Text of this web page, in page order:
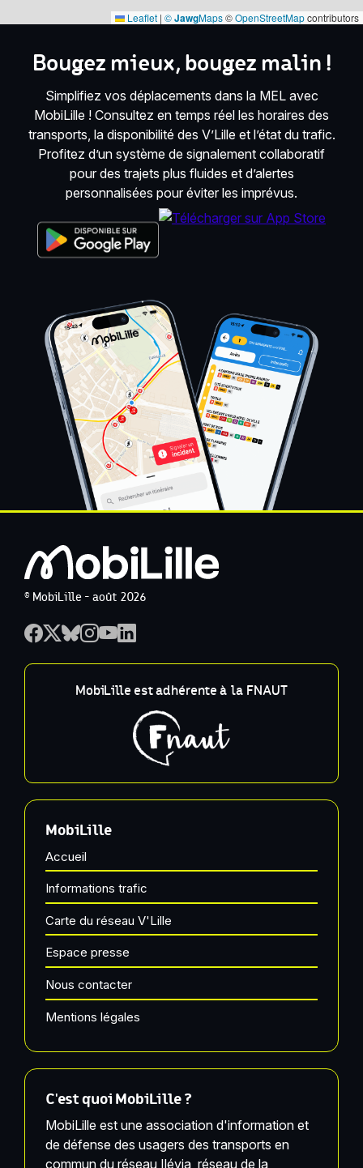
Leaflet | ©JawgMaps©OpenStreetMapcontributors
Bougez mieux, bougez malin !
Simplifiez vos déplacements dans la MEL avec
MobiLille ! Consultez en temps réel les horaires des
transports, la disponibilité des V’Lille et l’état du trafic.
Profitez d’un système de signalement collaboratif
pour des trajets plus fluides et d’alertes
personnalisées pour éviter les imprévus.
© MobiLille - août 2026
MobiLille est adhérente à la FNAUT
MobiLille
Accueil
Informations trafic
Carte du réseau V'Lille
Espace presse
Nous contacter
Mentions légales
C'est quoi MobiLille ?
MobiLille est une association d'information et
de défense des usagers des transports en
commun du réseau Ilévia, réseau de la